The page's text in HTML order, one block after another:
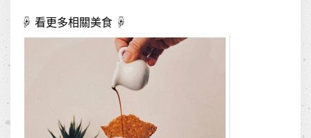
☟ 看更多相關美食 ☟